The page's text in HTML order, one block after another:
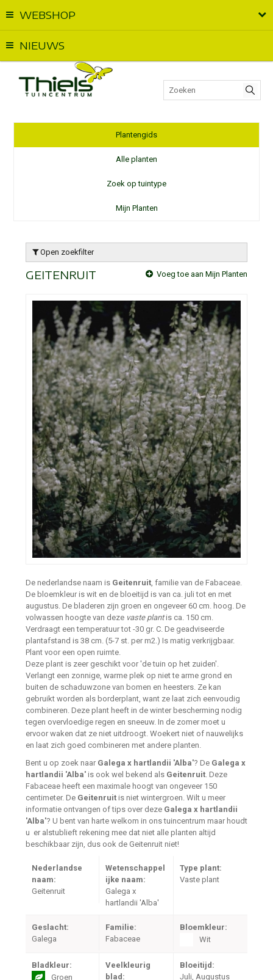
WEBSHOP
NIEUWS
Plantengids
Alle planten
Zoek op tuintype
Mijn Planten
Open zoekfilter
GEITENRUIT Voeg toe aan Mijn Planten
De nederlandse naam is Geitenruit, familie van de Fabaceae.
De bloemkleur is wit en de bloeitijd is van ca. juli tot en met
augustus. De bladeren zijn groen en ongeveer 60 cm. hoog. De
volwassen hoogte van deze vaste plantis ca. 150 cm.
Verdraagt een temperatuur tot -30 gr. C. De geadviseerde
plantafstand is 38 cm. (5-7 st. per m2.) Is matig verkrijgbaar.
Plant voor een open ruimte.
Deze plant is zeer geschikt voor 'de tuin op het zuiden'.
Verlangt een zonnige, warme plek op niet te arme grond en
buiten de schaduwzone van bomen en heesters. Ze kan
gebruikt worden als borderplant, want ze laat zich eenvoudig
combineren. Deze plant heeft in de winter bescherming nodig
tegen overvloedige regen en sneeuw. In de zomer moet u
ervoor waken dat ze niet uitdroogt. Woekert niet of nauwelijks
en laat zich goed combineren met andere planten.
Bent u op zoek naar Galega x hartlandii 'Alba'? De Galega x
hartlandii 'Alba' is ook wel bekend als Geitenruit. Deze
Fabaceae heeft een maximale hoogt van ongeveer 150
centimeter. De Geitenruit is niet wintergroen. Wilt u meer
informatie ontvangen of tips over deze Galega x hartlandii
'Alba'? U bent van harte welkom in ons tuincentrum maar houdt
u er alstublieft rekening mee dat niet alle planten altijd
beschikbaar zijn, dus ook de Geitenruit niet!
Nederlandse
naam:
Geitenruit
Wetenschappel
ijke naam:
Galega x
hartlandii 'Alba'
Type plant:
Vaste plant
Geslacht:
Galega
Familie:
Fabaceae
Bloemkleur:
Wit
Bladkleur:
Groen
Veelkleurig
blad:
Bloeitijd:
Juli, Augustus